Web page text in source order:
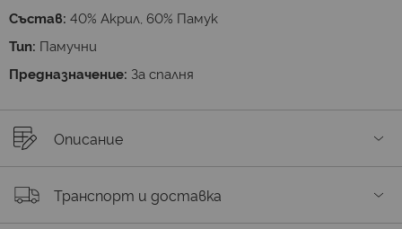
Състав: 40% Акрил, 60% Памук
Тип: Памучни
Предназначение: За спалня
Описание
Транспорт и доставка